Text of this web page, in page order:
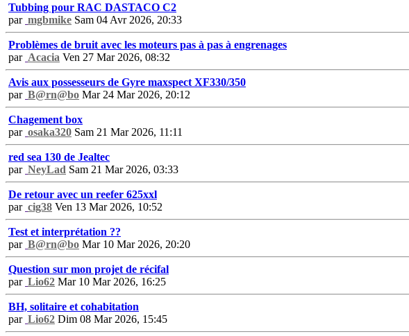
Tubbing pour RAC DASTACO C2
par mgbmike Sam 04 Avr 2026, 20:33
Problèmes de bruit avec les moteurs pas à pas à engrenages
par Acacia Ven 27 Mar 2026, 08:32
Avis aux possesseurs de Gyre maxspect XF330/350
par B@rn@bo Mar 24 Mar 2026, 20:12
Chagement box
par osaka320 Sam 21 Mar 2026, 11:11
red sea 130 de Jealtec
par NeyLad Sam 21 Mar 2026, 03:33
De retour avec un reefer 625xxl
par cig38 Ven 13 Mar 2026, 10:52
Test et interprétation ??
par B@rn@bo Mar 10 Mar 2026, 20:20
Question sur mon projet de récifal
par Lio62 Mar 10 Mar 2026, 16:25
BH, solitaire et cohabitation
par Lio62 Dim 08 Mar 2026, 15:45